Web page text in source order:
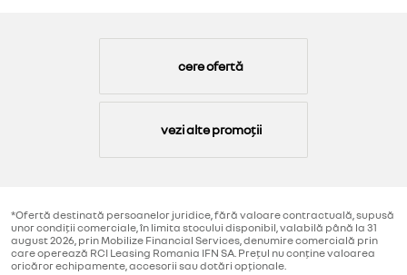
cere ofertă
vezi alte promoții
*Ofertă destinată persoanelor juridice, fără valoare contractuală, supusă
unor condiții comerciale, în limita stocului disponibil, valabilă până la 31
august 2026, prin Mobilize Financial Services, denumire comercială prin
care operează RCI Leasing Romania IFN SA. Prețul nu conține valoarea
oricăror echipamente, accesorii sau dotări opționale.